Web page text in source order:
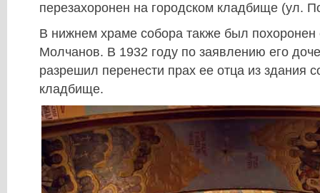
перезахоронен на городском кладбище (ул.
В нижнем храме собора также был
Молчанов. В 1932 году по заявлению его
разрешил перенести прах ее отца из здания
кладбище.